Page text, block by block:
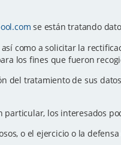
se están tratando
como a solicitar la
los fines que fueron
tratamiento de sus
los interesados
o el ejercicio o la